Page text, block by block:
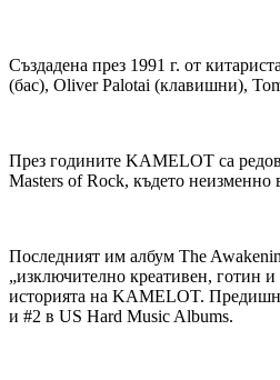
Създадена през 1991 г. от
(бас), Oliver Palotai (клавишни),
През годините KAMELOT са
Masters of Rock, където
Последният им албум The
„изключително креативен, готин
историята на KAMELOT.
и #2 в US Hard Music Albums.